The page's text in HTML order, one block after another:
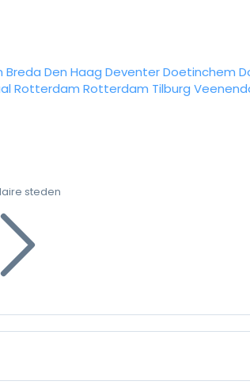
Breda Den Haag DeventerDoetinchem
Rotterdam Rotterdam Tilburg
steden